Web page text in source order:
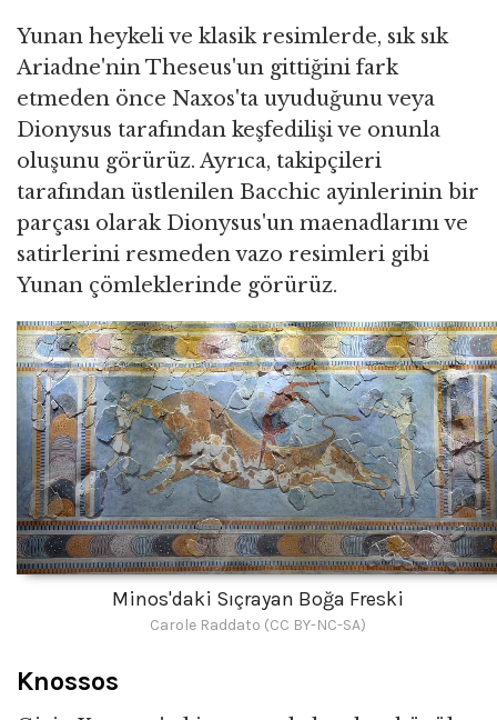
Yunan heykeli ve klasik resimlerde, sık sık
Ariadne'nin Theseus'un gittiğini fark
etmeden önce Naxos'ta uyuduğunu veya
Dionysus tarafından keşfedilişi ve onunla
oluşunu görürüz. Ayrıca, takipçileri
tarafından üstlenilen Bacchic ayinlerinin bir
parçası olarak Dionysus'un maenadlarını ve
satirlerini resmeden vazo resimleri gibi
Yunan çömleklerinde görürüz.
Minos'daki Sıçrayan Boğa Freski
Carole Raddato (CC BY-NC-SA)
Knossos